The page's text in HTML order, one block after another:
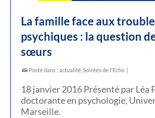
La famille face aux
psychiques : la question
sœurs
Posté dans : actualité Soirées de l'Echo
18 janvier 2016 Présenté par Léa
doctorante en psychologie,
Marseille.